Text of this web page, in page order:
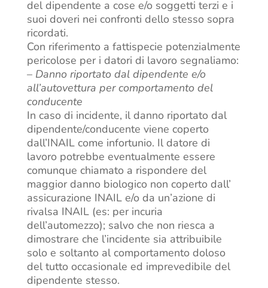
del dipendente a cose e/o soggetti terzi e i
suoi doveri nei confronti dello stesso sopra
ricordati.
Con riferimento a fattispecie potenzialmente
pericolose per i datori di lavoro segnaliamo:
– Danno riportato dal dipendente e/o
all’autovettura per comportamento del
conducente
In caso di incidente, il danno riportato dal
dipendente/conducente viene coperto
dall’INAIL come infortunio. Il datore di
lavoro potrebbe eventualmente essere
comunque chiamato a rispondere del
maggior danno biologico non coperto dall’
assicurazione INAIL e/o da un’azione di
rivalsa INAIL (es: per incuria
dell’automezzo); salvo che non riesca a
dimostrare che l’incidente sia attribuibile
solo e soltanto al comportamento doloso
del tutto occasionale ed imprevedibile del
dipendente stesso.